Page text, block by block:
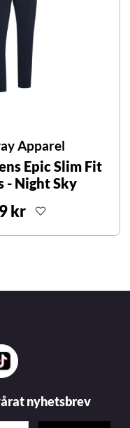
Apparel
Epic Slim Fit
- Night Sky
kr
nyhetsbrev